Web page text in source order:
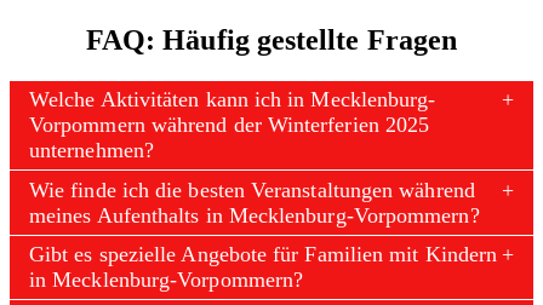
FAQ: Häufig gestellte Fragen
Welche Aktivitäten kann ich in Mecklenburg-
Vorpommern während der Winterferien 2025
unternehmen?
Wie finde ich die besten Veranstaltungen während
meines Aufenthalts in Mecklenburg-Vorpommern?
Gibt es spezielle Angebote für Familien mit Kindern
in Mecklenburg-Vorpommern?